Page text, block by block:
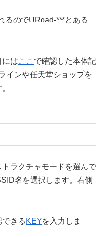
るのでURoad-***とある
にはここ で確認した本体記
インや任天堂ショップを
ラクチャモードを選んで
名を選択します。右側
できる KEYを入力しま